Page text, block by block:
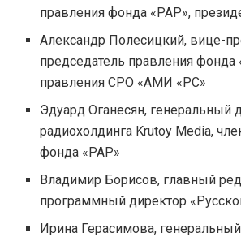
правления фонда «РАР»,
Александр Полесицкий, вице-
председатель правления фонда
правления СРО «АМИ «РС»
Эдуард Оганесян, генеральный
радиохолдинга Krutoy Media,
фонда «РАР»
Владимир Борисов, главный
программный директор
Ирина Герасимова,